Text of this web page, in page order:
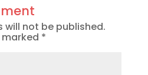
will not be published.
*